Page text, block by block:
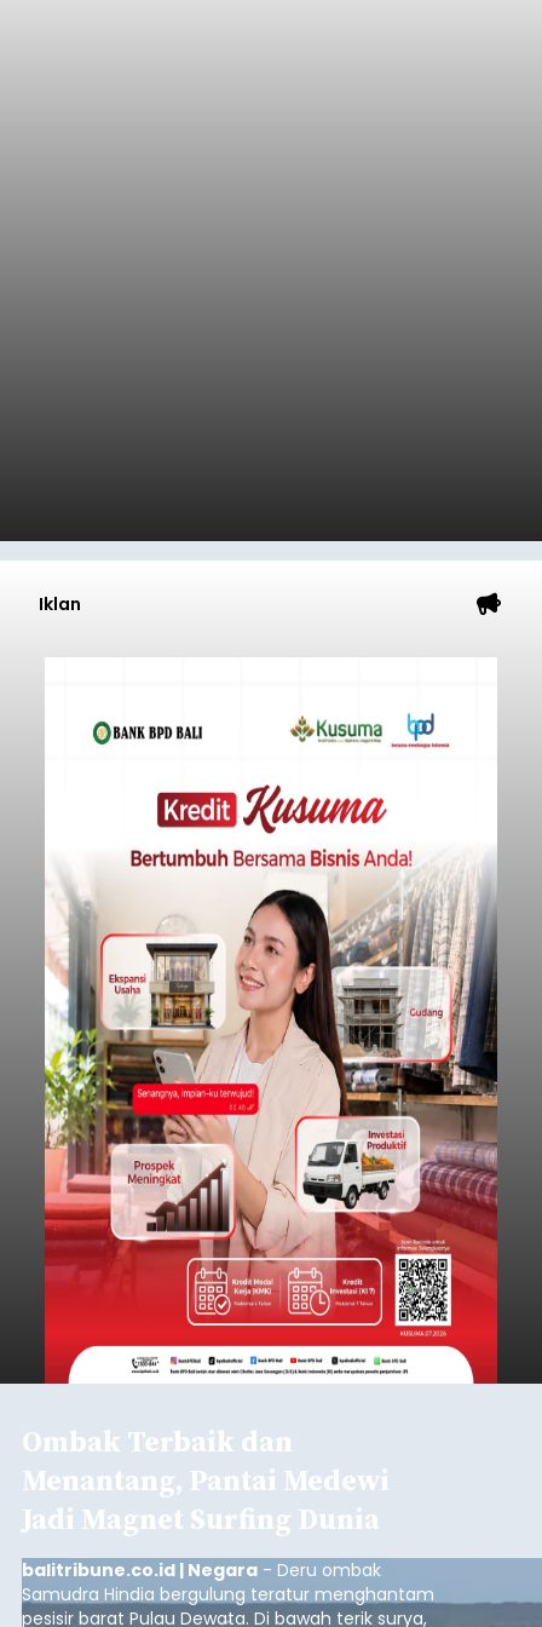
Iklan
Ombak Terbaik dan
Menantang, Pantai Medewi
Jadi Magnet Surfing Dunia
balitribune.co.id | Negara - Deru ombak
Samudra Hindia bergulung teratur menghantam
pesisir barat Pulau Dewata. Di bawah terik surya,